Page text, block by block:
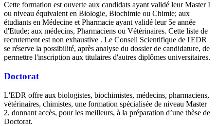
Cette formation est ouverte aux candidats ayant validé leur Master I
ou niveau équivalent en Biologie, Biochimie ou Chimie; aux
étudiants en Médecine et Pharmacie ayant validé leur 5e année
d'Etude; aux médecins, Pharmaciens ou Vétérinaires. Cette liste de
recrutement est non exhaustive . Le Conseil Scientifique de l'EDR
se réserve la possibilité, après analyse du dossier de candidature, de
permettre l'inscription aux titulaires d'autres diplômes universitaires.
Doctorat
L'EDR offre aux biologistes, biochimistes, médecins, pharmaciens,
vétérinaires, chimistes, une formation spécialisée de niveau Master
2, donnant accès, pour les meilleurs, à la préparation d’une thèse de
Doctorat.